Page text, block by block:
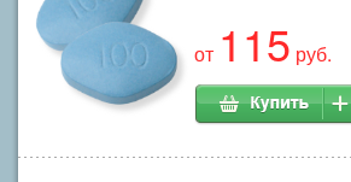
от 115 руб.